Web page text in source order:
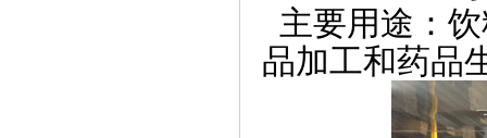
主要用途：
品加工和药品